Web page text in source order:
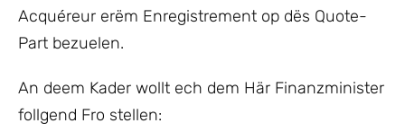
Acquéreur erëm Enregistrement op dës Quote-
Part bezuelen.
An deem Kader wollt ech dem Här Finanzminister
follgend Fro stellen: